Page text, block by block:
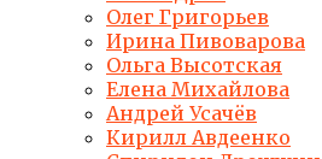
Олег Григорьев
Ирина Пивоварова
Ольга Высотская
Елена Михайлова
Андрей Усачёв
Кирилл Авдеенко